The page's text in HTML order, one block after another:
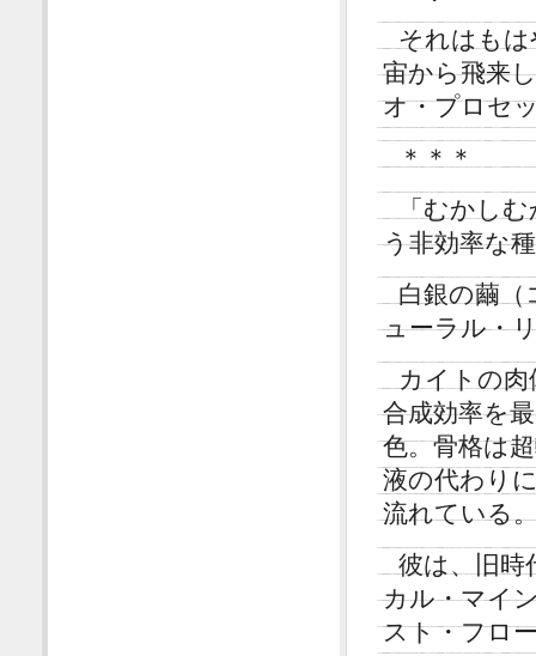
それはもは
宙から飛来
オ・プロセ
＊＊＊
「むかし
う非効率な
白銀の繭（
ューラル・
カイトの
合成効率を
色。骨格は
液の代わり
流れている
彼は、旧時
カル・マイ
スト・フロ